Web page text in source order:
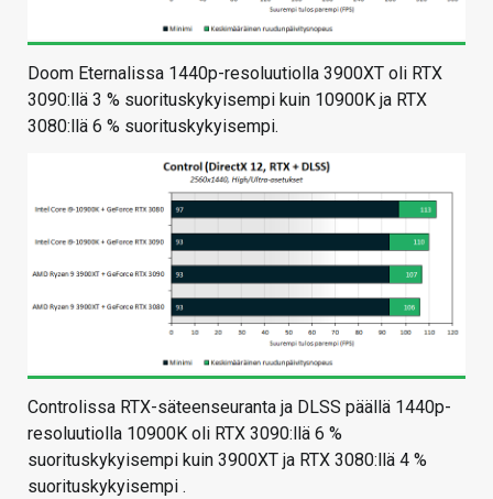
Doom Eternalissa 1440p-resoluutiolla 3900XT oli RTX
3090:llä 3 % suorituskykyisempi kuin 10900K ja RTX
3080:llä 6 % suorituskykyisempi.
Controlissa RTX-säteenseuranta ja DLSS päällä 1440p-
resoluutiolla 10900K oli RTX 3090:llä 6 %
suorituskykyisempi kuin 3900XT ja RTX 3080:llä 4 %
suorituskykyisempi .